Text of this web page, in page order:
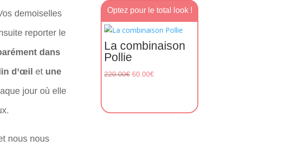
demoiselles
reporter le
dans
d’œil et une
jour où elle
nous nous
Optez pour le total look !
La combinaison
Pollie
220.00€ Le
60.00€Le